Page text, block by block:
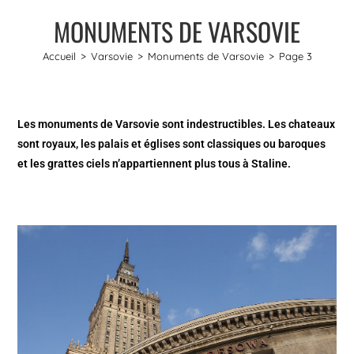
MONUMENTS DE VARSOVIE
Accueil > Varsovie > Monuments de Varsovie > Page 3
Les monuments de Varsovie sont indestructibles. Les chateaux
sont royaux, les palais et églises sont classiques ou baroques
et les grattes ciels n’appartiennent plus tous à Staline.